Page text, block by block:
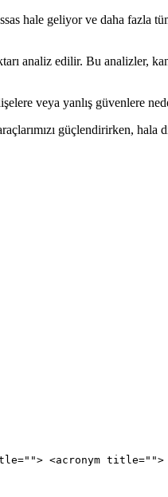
hale geliyor ve daha fazla
analiz edilir. Bu analizler,
veya yanlış güvenlere
güçlendirirken, hala
<acronym title="">